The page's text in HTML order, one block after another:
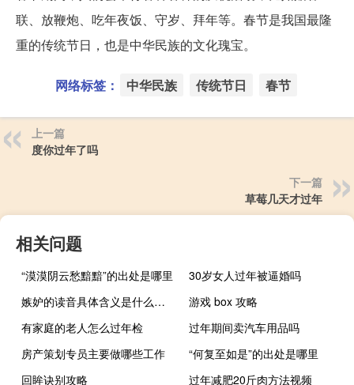
联、放鞭炮、吃年夜饭、守岁、拜年等。春节是我国最隆
重的传统节日，也是中华民族的文化瑰宝。
网络标签： 中华民族 传统节日 春节
上一篇
度你过年了吗
下一篇
草莓几天才过年
相关问题
“漠漠阴云愁黯黯”的出处是哪里
30岁女人过年被逼婚吗
嫉妒的读音具体含义是什么（嫉妒的读音）
游戏 box 攻略
有家庭的老人怎么过年检
过年期间卖汽车用品吗
房产策划专员主要做哪些工作
“何复至如是”的出处是哪里
回眸诀别攻略
过年减肥20斤肉方法视频